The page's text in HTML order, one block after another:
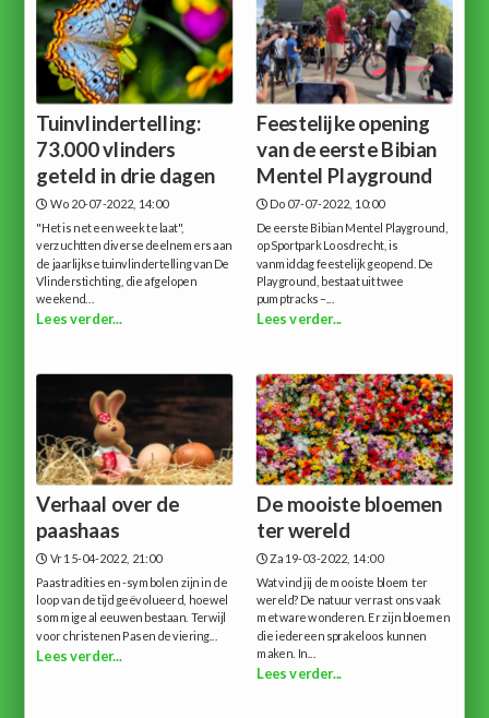
Tuinvlindertelling:
73.000 vlinders
geteld in drie dagen
Wo 20-07-2022, 14:00
"Het is net een week te laat",
verzuchtten diverse deelnemers aan
de jaarlijkse tuinvlindertelling van De
Vlinderstichting, die afgelopen
weekend...
Lees verder...
Feestelijke opening
van de eerste Bibian
Mentel Playground
Do 07-07-2022, 10:00
De eerste Bibian Mentel Playground,
op Sportpark Loosdrecht, is
vanmiddag feestelijk geopend. De
Playground, bestaat uit twee
pumptracks –...
Lees verder...
Verhaal over de
paashaas
Vr 15-04-2022, 21:00
Paastradities en -symbolen zijn in de
loop van de tijd geëvolueerd, hoewel
sommige al eeuwen bestaan. Terwijl
voor christenen Pasen de viering...
Lees verder...
De mooiste bloemen
ter wereld
Za 19-03-2022, 14:00
Wat vind jij de mooiste bloem ter
wereld? De natuur verrast ons vaak
met ware wonderen. Er zijn bloemen
die iedereen sprakeloos kunnen
maken. In...
Lees verder...